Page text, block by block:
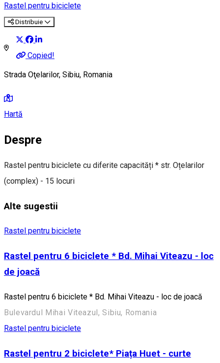
Rastel pentru biciclete
Distribuie
Copied!
Strada Oţelarilor, Sibiu, Romania
Hartă
Despre
Rastel pentru biciclete cu diferite capacități * str. Oțelarilor
(complex) - 15 locuri
Alte sugestii
Rastel pentru biciclete
Rastel pentru 6 biciclete * Bd. Mihai Viteazu - loc
de joacă
Rastel pentru 6 biciclete * Bd. Mihai Viteazu - loc de joacă
Bulevardul Mihai Viteazul, Sibiu, Romania
Rastel pentru biciclete
Rastel pentru 2 biciclete* Piața Huet - curte